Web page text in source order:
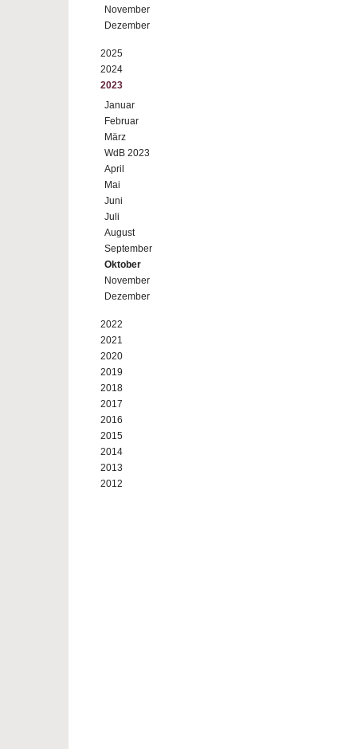
November
Dezember
2025
2024
2023
Januar
Februar
März
WdB 2023
April
Mai
Juni
Juli
August
September
Oktober
November
Dezember
2022
2021
2020
2019
2018
2017
2016
2015
2014
2013
2012